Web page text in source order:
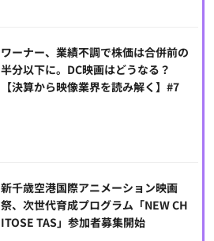
ワーナー、業績不調で株価は合併前の
半分以下に。DC映画はどうなる？
【決算から映像業界を読み解く】#7
新千歳空港国際アニメーション映画
祭、次世代育成プログラム「NEW CH
ITOSE TAS」参加者募集開始